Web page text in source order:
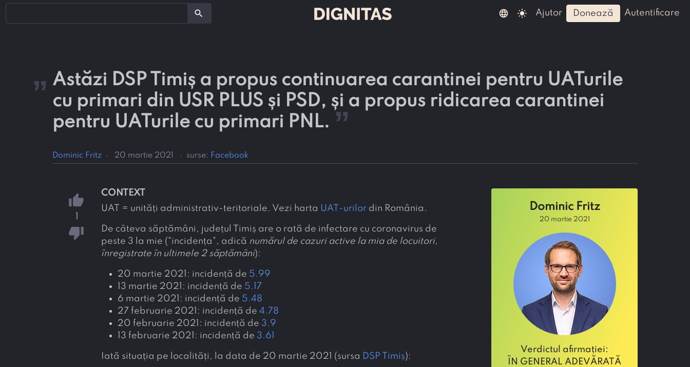
search language light_mode ajutor donează autentificare
„ Astăzi DSP Timiș a propus continuarea carantinei pentru UATurile
cu primari din USR PLUS și PSD, și a propus ridicarea carantinei
pentru UATurile cu primari PNL. ”
Dominic Fritz · 20 martie 2021 · surse: Facebook
thumb_up
thumb_down
CONTEXT
UAT = unități administrativ-teritoriale. Vezi harta UAT-urilor din România.
De câteva săptămâni, județul Timiș are o rată de infectare cu coronavirus de
peste 3 la mie ("incidența", adică numărul de cazuri active la mia de locuitori,
înregistrate în ultimele 2 săptămâni):
20 martie 2021: incidență de 5.99
13 martie 2021: incidență de 5.17
6 martie 2021: incidență de 5.48
27 februarie 2021: incidență de 4.78
20 februarie 2021: incidență de 3.9
13 februarie 2021: incidență de 3.61
Iată situația pe localități, la data de 20 martie 2021 (sursa DSP Timiș):
Dominic Fritz
20 martie 2021
verdictul afirmației:
ÎN GENERAL ADEVĂRATĂ